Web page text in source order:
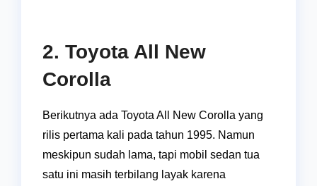
2. Toyota All New
Corolla
Berikutnya ada Toyota All New Corolla yang
rilis pertama kali pada tahun 1995. Namun
meskipun sudah lama, tapi mobil sedan tua
satu ini masih terbilang layak karena